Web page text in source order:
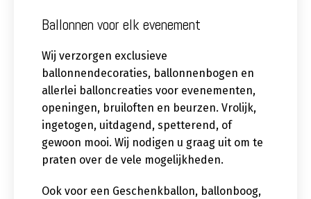
Ballonnen voor elk evenement
Wij verzorgen exclusieve
ballonnendecoraties, ballonnenbogen en
allerlei balloncreaties voor evenementen,
openingen, bruiloften en beurzen. Vrolijk,
ingetogen, uitdagend, spetterend, of
gewoon mooi. Wij nodigen u graag uit om te
praten over de vele mogelijkheden.
Ook voor een Geschenkballon, ballonboog,